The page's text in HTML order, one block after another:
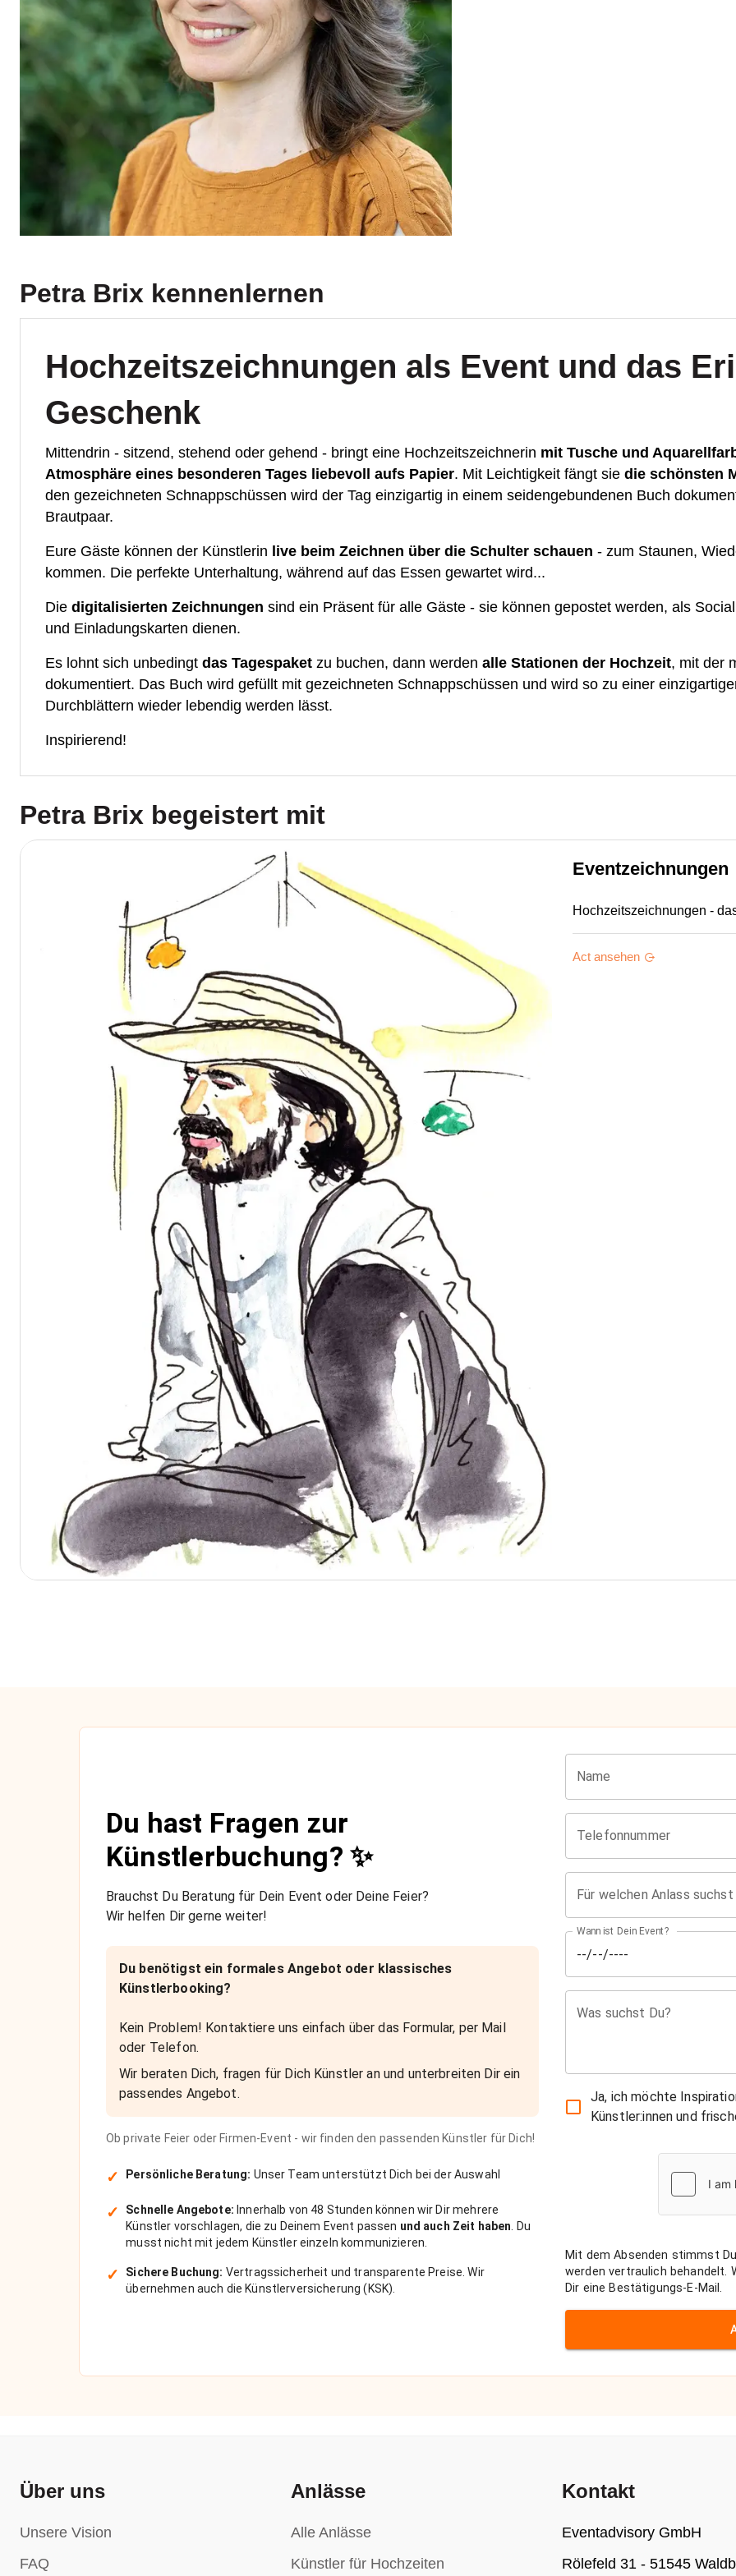
Petra Brix kennenlernen
Hochzeitszeichnungen als Event und das
Geschenk
Mittendrin - sitzend, stehend oder gehend - bringt eine Hochzeitszeichnerin mit Tusche und
Atmosphäre eines besonderen Tages liebevoll aufs Papier. Mit Leichtigkeit fängt sie die schönsten
den gezeichneten Schnappschüssen wird der Tag einzigartig in einem seidengebundenen Buch
Brautpaar.
Eure Gäste können der Künstlerin live beim Zeichnen über die Schulter schauen - zum Staunen,
kommen. Die perfekte Unterhaltung, während auf das Essen gewartet wird...
Die digitalisierten Zeichnungen sind ein Präsent für alle Gäste - sie können gepostet werden, als
und Einladungskarten dienen.
Es lohnt sich unbedingt das Tagespaket zu buchen, dann werden alle Stationen der Hochzeit, mit der
dokumentiert. Das Buch wird gefüllt mit gezeichneten Schnappschüssen und wird so zu einer
Durchblättern wieder lebendig werden lässt.
Inspirierend!
Petra Brix begeistert mit
Eventzeichnungen
Hochzeitszeichnungen -
Act ansehen
Du hast Fragen zur
Künstlerbuchung? ✨
Brauchst Du Beratung für Dein Event oder Deine Feier?
Wir helfen Dir gerne weiter!
Du benötigst ein formales Angebot oder klassisches
Künstlerbooking?
Kein Problem! Kontaktiere uns einfach über das Formular, per Mail
oder Telefon.
Wir beraten Dich, fragen für Dich Künstler an und unterbreiten Dir ein
passendes Angebot.
Ob private Feier oder Firmen-Event - wir finden den passenden Künstler für Dich!
✓ Persönliche Beratung: Unser Team unterstützt Dich bei der Auswahl
✓ Schnelle Angebote: Innerhalb von 48 Stunden können wir Dir mehrere
Künstler vorschlagen, die zu Deinem Event passen und auch Zeit haben . Du
musst nicht mit jedem Künstler einzeln kommunizieren.
✓ Sichere Buchung: Vertragssicherheit und transparente Preise. Wir
übernehmen auch die Künstlerversicherung (KSK).
Name
Telefonnummer
Für welchen Anlass
Wann ist Dein Event?
Was suchst Du?
Ja, ich möchte
Künstler:innen und
Mit dem Absenden stimmst
werden vertraulich behandelt.
Dir eine Bestätigungs-E-Mail.
Über uns
Unsere Vision
FAQ
Anlässe
Alle Anlässe
Künstler für Hochzeiten
Kontakt
Eventadvisory GmbH
Rölefeld 31 - 51545